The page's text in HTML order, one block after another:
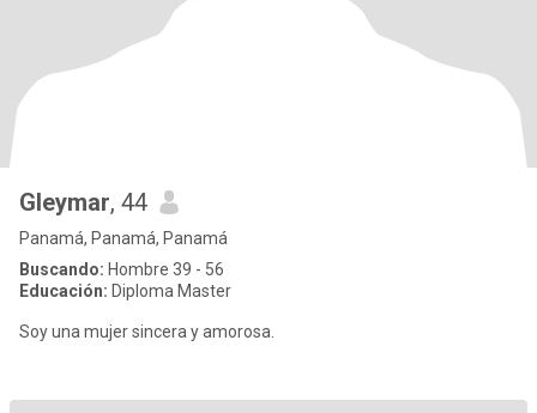
Gleymar, 44
Panamá, Panamá, Panamá
Buscando: Hombre 39 - 56
Educación: Diploma Master
Soy una mujer sincera y amorosa.